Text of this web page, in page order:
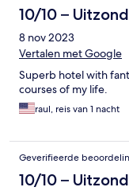
10/10 –
8 nov 2023
Vertalen met Google
Superb hotel with
courses of my life.
raul, reis van 1 nacht
Geverifieerde
10/10 –